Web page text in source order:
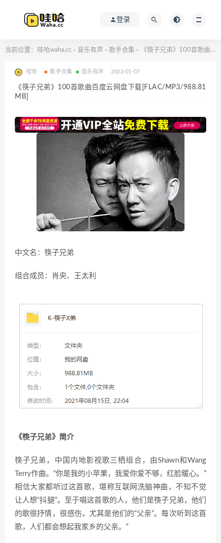
登录
当前位置： 哇哈waha.cc > 音乐有声 > 歌手合集 > 《筷子兄弟》100首歌曲百度云网盘下载[FLAC/MP3/988.81MB]
哇哈 歌手合集 音乐有声 2023-01-07
《筷子兄弟》100首歌曲百度云网盘下载[FLAC/MP3/988.81
MB]
中文名：筷子兄弟
组合成员：肖央、王太利
《筷子兄弟》简介
筷子兄弟，中国内地影视歌三栖组合，由Shawn和Wang
Terry作曲。“你是我的小苹果，我爱你爱不够，红脸暖心。”
相信大家都听过这首歌，堪称互联网洗脑神曲，不知不觉
让人想“抖腿”。至于唱这首歌的人，他们是筷子兄弟，他们
的歌很抒情，很感伤，尤其是他们的“父亲”。每次听到这首
歌，人们都会想起我家乡的父亲。”